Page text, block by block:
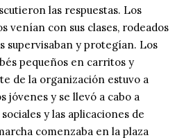
las respuestas. Los
venían con sus clases, rodeados
supervisaban y protegían. Los
pequeños en carritos y
de la organización estuvo a
jóvenes y se llevó a cabo a
y las aplicaciones de
comenzaba en la plaza